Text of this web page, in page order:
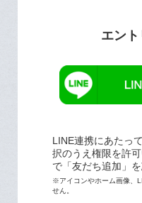
エン
LINE連携にあたっ
択のうえ権限を許
で「友だち追加」
※アイコンやホーム画像、
せん。